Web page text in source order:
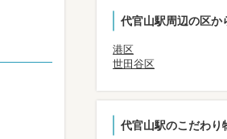
代官山駅周辺の区か
港区
世田谷区
代官山駅のこだわり